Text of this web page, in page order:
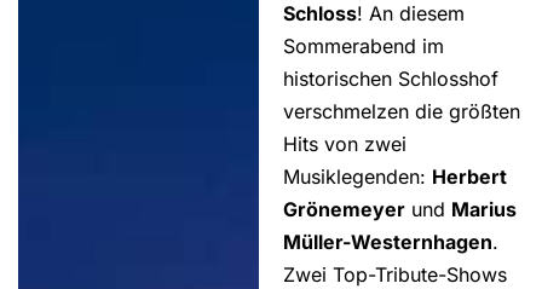
Schloss! An diesem
Sommerabend im
historischen Schlosshof
verschmelzen die größten
Hits von zwei
Musiklegenden: Herbert
Grönemeyer und Marius
Müller-Westernhagen.
Zwei Top-Tribute-Shows